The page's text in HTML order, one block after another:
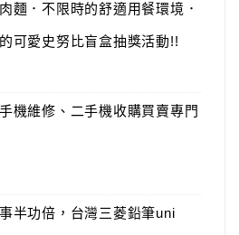
麵．不限時的舒適用餐環境．
可愛史努比盲盒抽獎活動!!
機維修、二手機收購買賣專門
半功倍，台灣三菱鉛筆uni